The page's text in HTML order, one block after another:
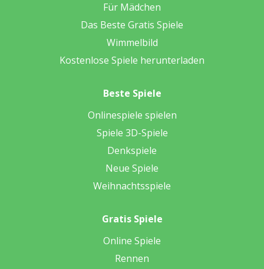
Für Mädchen
Das Beste Gratis Spiele
Wimmelbild
Kostenlose Spiele herunterladen
Beste Spiele
Onlinespiele spielen
Spiele 3D-Spiele
Denkspiele
Neue Spiele
Weihnachtsspiele
Gratis Spiele
Online Spiele
Rennen